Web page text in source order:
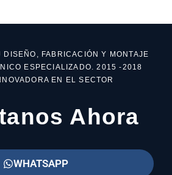
FABRICACIÓN Y MONTAJE
ESPECIALIZADO. 2015 -2018
EN EL SECTOR
Ahora
WHATSAPP